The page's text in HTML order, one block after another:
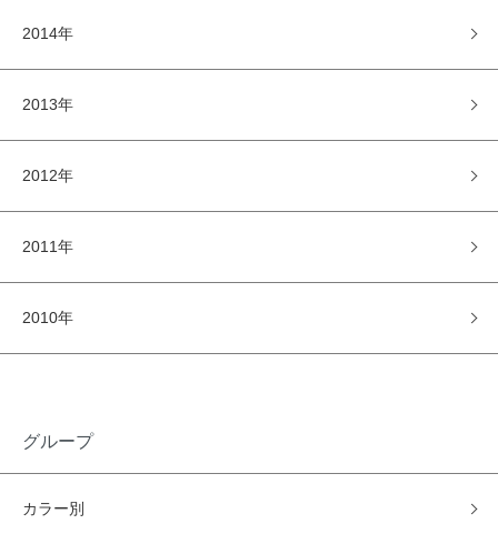
2014年
2013年
2012年
2011年
2010年
グループ
カラー別